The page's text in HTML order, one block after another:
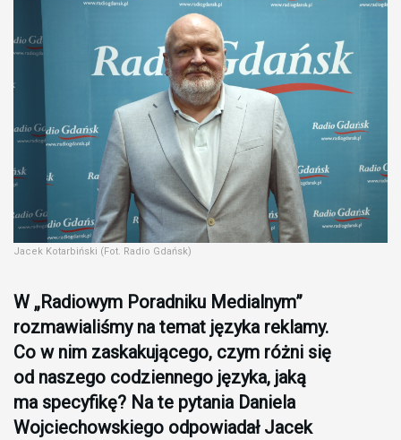
Jacek Kotarbiński (Fot. Radio Gdańsk)
W „Radiowym Poradniku Medialnym”
rozmawialiśmy na temat języka reklamy.
Co w nim zaskakującego, czym różni się
od naszego codziennego języka, jaką
ma specyfikę? Na te pytania Daniela
Wojciechowskiego odpowiadał Jacek